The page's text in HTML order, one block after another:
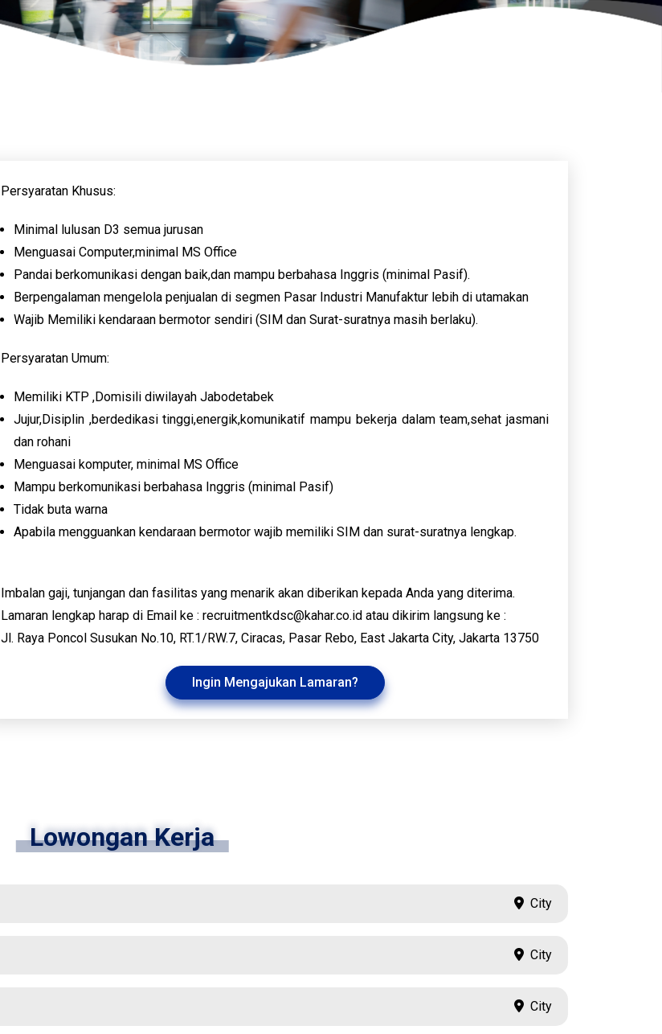
Persyaratan Khusus:
Minimal lulusan D3 semua jurusan
Menguasai Computer,minimal MS Office
Pandai berkomunikasi dengan baik,dan mampu berbahasa Inggris (minimal Pasif).
Berpengalaman mengelola penjualan di segmen Pasar Industri Manufaktur lebih di utamakan
Wajib Memiliki kendaraan bermotor sendiri (SIM dan Surat-suratnya masih berlaku).
Persyaratan Umum:
Memiliki KTP ,Domisili diwilayah Jabodetabek
Jujur,Disiplin ,berdedikasi tinggi,energik,komunikatif mampu bekerja dalam team,sehat jasmani
dan rohani
Menguasai komputer, minimal MS Office
Mampu berkomunikasi berbahasa Inggris (minimal Pasif)
Tidak buta warna
Apabila mengguankan kendaraan bermotor wajib memiliki SIM dan surat-suratnya lengkap.
Imbalan gaji, tunjangan dan fasilitas yang menarik akan diberikan kepada Anda yang diterima.
Lamaran lengkap harap di Email ke : recruitmentkdsc@kahar.co.id atau dikirim langsung ke :
Jl. Raya Poncol Susukan No.10, RT.1/RW.7, Ciracas, Pasar Rebo, East Jakarta City, Jakarta 13750
Ingin Mengajukan Lamaran?
Lowongan Kerja
City
City
City